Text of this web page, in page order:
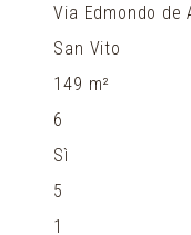
Via Edmondo de
San Vito
149 m²
6
Sì
5
1